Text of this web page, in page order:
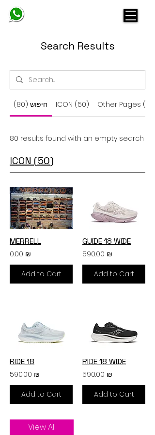
Search Results
חיפוש (80) ICON (50) Other Pages (30)
80 results found with an empty search
ICON (50)
MERRELL
0.00 ₪
Add to Cart
GUIDE 18 WIDE
590.00 ₪
Add to Cart
RIDE 18
590.00 ₪
Add to Cart
RIDE 18 WIDE
590.00 ₪
Add to Cart
View All